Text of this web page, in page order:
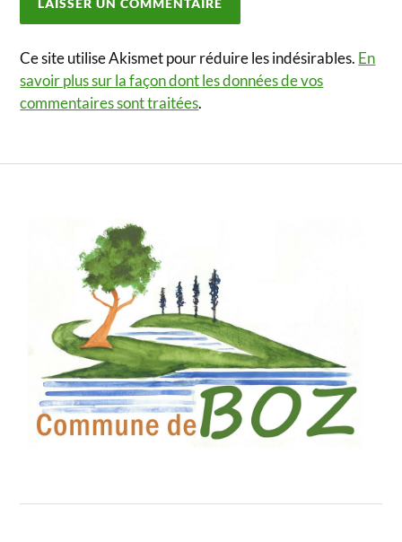
Ce site utilise Akismet pour réduire les indésirables. En
savoir plus sur la façon dont les données de vos
commentaires sont traitées.